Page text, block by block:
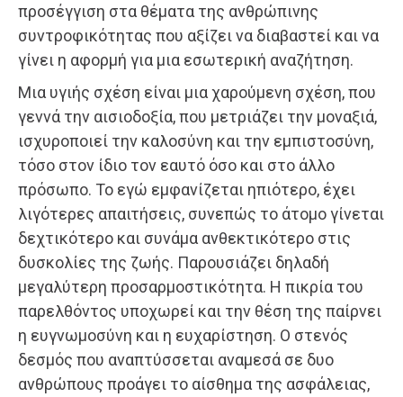
προσέγγιση στα θέματα της ανθρώπινης
συντροφικότητας που αξίζει να διαβαστεί και να
γίνει η αφορμή για μια εσωτερική αναζήτηση.
Μια υγιής σχέση είναι μια χαρούμενη σχέση, που
γεννά την αισιοδοξία, που μετριάζει την μοναξιά,
ισχυροποιεί την καλοσύνη και την εμπιστοσύνη,
τόσο στον ίδιο τον εαυτό όσο και στο άλλο
πρόσωπο. Το εγώ εμφανίζεται ηπιότερο, έχει
λιγότερες απαιτήσεις, συνεπώς το άτομο γίνεται
δεχτικότερο και συνάμα ανθεκτικότερο στις
δυσκολίες της ζωής. Παρουσιάζει δηλαδή
μεγαλύτερη προσαρμοστικότητα. Η πικρία του
παρελθόντος υποχωρεί και την θέση της παίρνει
η ευγνωμοσύνη και η ευχαρίστηση. Ο στενός
δεσμός που αναπτύσσεται αναμεσά σε δυο
ανθρώπους προάγει το αίσθημα της ασφάλειας,